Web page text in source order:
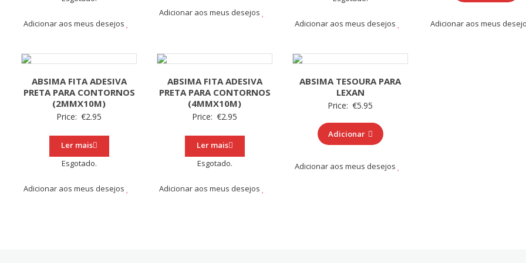
Adicionar aos meus desejos
Adicionar aos meus desejos
Adicionar aos meus desejos Adicionar aos meus
ABSIMA FITA ADESIVA
PRETA PARA CONTORNOS
(2MMX10M)
Price: €2.95
Ler mais
Esgotado.
Adicionar aos meus desejos
ABSIMA FITA ADESIVA
PRETA PARA CONTORNOS
(4MMX10M)
Price: €2.95
Ler mais
Esgotado.
Adicionar aos meus desejos
ABSIMA TESOURA PARA
LEXAN
Price: €5.95
Adicionar
Adicionar aos meus desejos